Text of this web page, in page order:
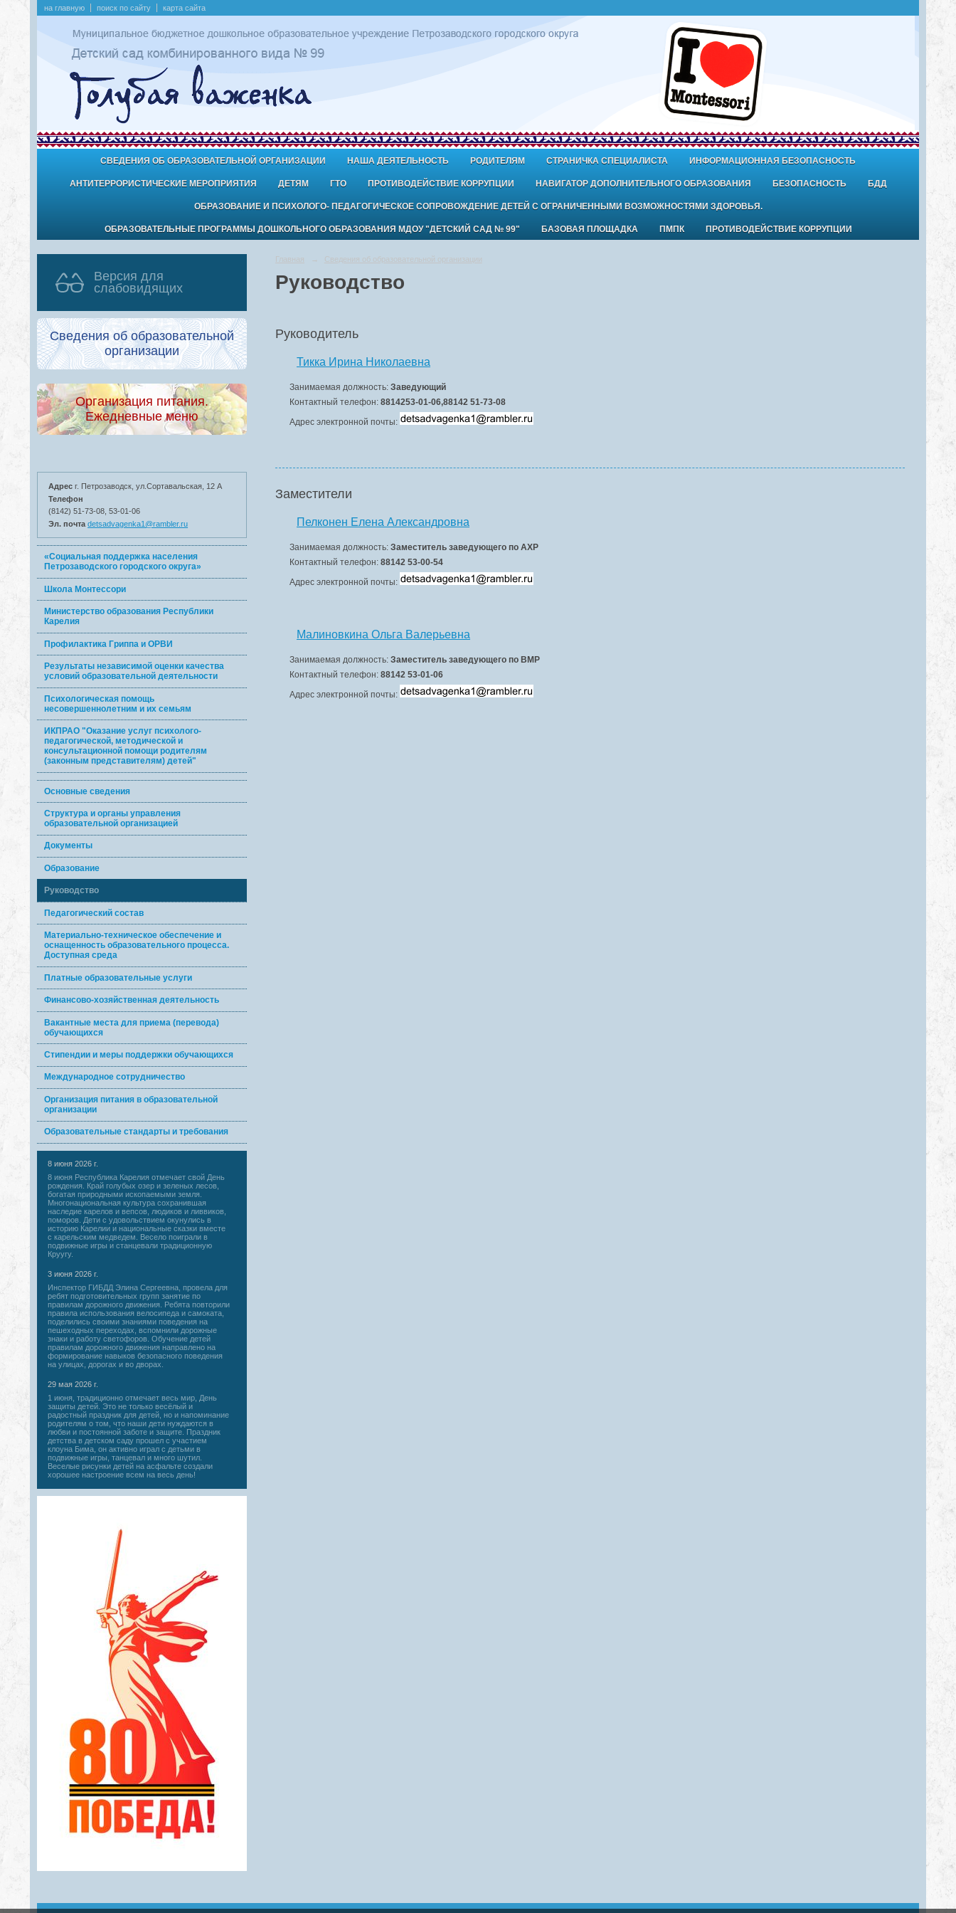
на главную поиск по сайту карта сайта
СВЕДЕНИЯ ОБ ОБРАЗОВАТЕЛЬНОЙ ОРГАНИЗАЦИИ НАША ДЕЯТЕЛЬНОСТЬ РОДИТЕЛЯМ СТРАНИЧКА СПЕЦИАЛИСТА ИНФОРМАЦИОННАЯ БЕЗОПАСНОСТЬ
АНТИТЕРРОРИСТИЧЕСКИЕ МЕРОПРИЯТИЯ ДЕТЯМ ГТО ПРОТИВОДЕЙСТВИЕ КОРРУПЦИИ НАВИГАТОР ДОПОЛНИТЕЛЬНОГО ОБРАЗОВАНИЯ БЕЗОПАСНОСТЬ БДД
ОБРАЗОВАНИЕ И ПСИХОЛОГО- ПЕДАГОГИЧЕСКОЕ СОПРОВОЖДЕНИЕ ДЕТЕЙ С ОГРАНИЧЕННЫМИ ВОЗМОЖНОСТЯМИ ЗДОРОВЬЯ.
ОБРАЗОВАТЕЛЬНЫЕ ПРОГРАММЫ ДОШКОЛЬНОГО ОБРАЗОВАНИЯ МДОУ "ДЕТСКИЙ САД № 99" БАЗОВАЯ ПЛОЩАДКА ПМПК ПРОТИВОДЕЙСТВИЕ КОРРУПЦИИ
Версия для
слабовидящих
Сведения об образовательной
организации
Организация питания.
Ежедневные меню
Адрес г. Петрозаводск, ул.Сортавальская, 12 А
Телефон
(8142) 51-73-08, 53-01-06
Эл. почта detsadvagenka1@rambler.ru
«Социальная поддержка населения
Петрозаводского городского округа»
Школа Монтессори
Министерство образования Республики
Карелия
Профилактика Гриппа и ОРВИ
Результаты независимой оценки качества
условий образовательной деятельности
Психологическая помощь
несовершеннолетним и их семьям
ИКПРАО "Оказание услуг психолого-
педагогической, методической и
консультационной помощи родителям
(законным представителям) детей"
Основные сведения
Структура и органы управления
образовательной организацией
Документы
Образование
Руководство
Педагогический состав
Материально-техническое обеспечение и
оснащенность образовательного процесса.
Доступная среда
Платные образовательные услуги
Финансово-хозяйственная деятельность
Вакантные места для приема (перевода)
обучающихся
Стипендии и меры поддержки обучающихся
Международное сотрудничество
Организация питания в образовательной
организации
Образовательные стандарты и требования
8 июня 2026 г.
8 июня Республика Карелия отмечает свой День
рождения. Край голубых озер и зеленых лесов,
богатая природными ископаемыми земля.
Многонациональная культура сохранившая
наследие карелов и вепсов, людиков и ливвиков,
поморов. Дети с удовольствием окунулись в
историю Карелии и национальные сказки вместе
с карельским медведем. Весело поиграли в
подвижные игры и станцевали традиционную
Круугу.
3 июня 2026 г.
Инспектор ГИБДД Элина Сергеевна, провела для
ребят подготовительных групп занятие по
правилам дорожного движения. Ребята повторили
правила использования велосипеда и самоката,
поделились своими знаниями поведения на
пешеходных переходах, вспомнили дорожные
знаки и работу светофоров. Обучение детей
правилам дорожного движения направлено на
формирование навыков безопасного поведения
на улицах, дорогах и во дворах.
29 мая 2026 г.
1 июня, традиционно отмечает весь мир, День
защиты детей. Это не только весёлый и
радостный праздник для детей, но и напоминание
родителям о том, что наши дети нуждаются в
любви и постоянной заботе и защите. Праздник
детства в детском саду прошел с участием
клоуна Бима, он активно играл с детьми в
подвижные игры, танцевал и много шутил.
Веселые рисунки детей на асфальте создали
хорошее настроение всем на весь день!
Главная → Сведения об образовательной организации
Руководство
Руководитель
Тикка Ирина Николаевна
Занимаемая должность: Заведующий
Контактный телефон: 8814253-01-06,88142 51-73-08
Адрес электронной почты:
Заместители
Пелконен Елена Александровна
Занимаемая должность: Заместитель заведующего по АХР
Контактный телефон: 88142 53-00-54
Адрес электронной почты:
Малиновкина Ольга Валерьевна
Занимаемая должность: Заместитель заведующего по ВМР
Контактный телефон: 88142 53-01-06
Адрес электронной почты: